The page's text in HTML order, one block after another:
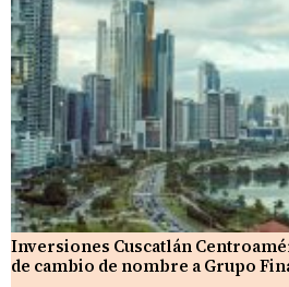
Inversiones Cuscatlán
de cambio de nombre a Grupo